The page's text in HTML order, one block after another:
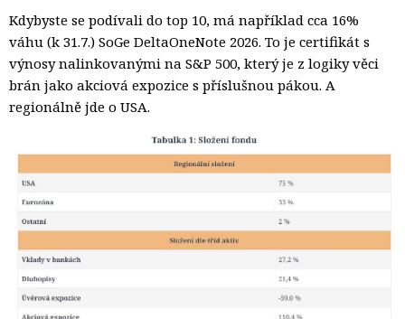
Kdybyste se podívali do top 10, má například cca 16%
váhu (k 31.7.) SoGe DeltaOneNote 2026. To je certifikát s
výnosy nalinkovanými na S&P 500, který je z logiky věci
brán jako akciová expozice s příslušnou pákou. A
regionálně jde o USA.